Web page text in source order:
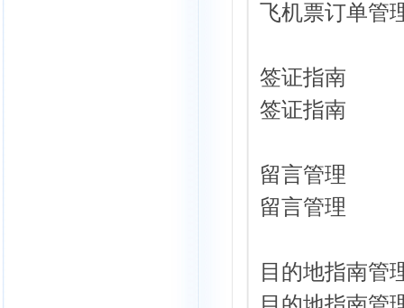
飞机票订单管
签证指南
签证指南
留言管理
留言管理
目的地指南管